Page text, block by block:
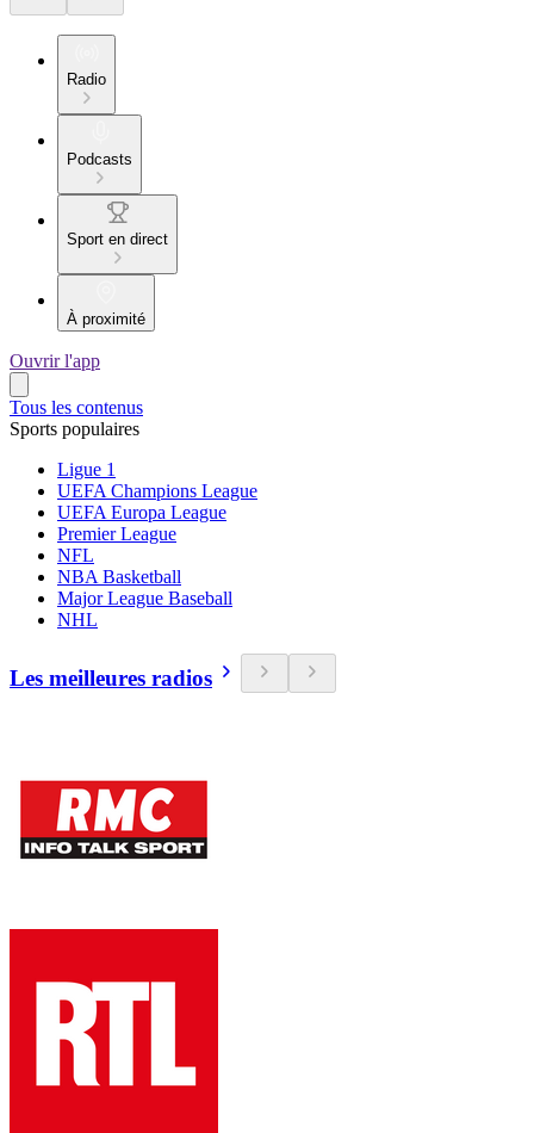
Radio
Podcasts
Sport en direct
À proximité
Ouvrir l'app
Tous les contenus
Sports populaires
Ligue 1
UEFA Champions League
UEFA Europa League
Premier League
NFL
NBA Basketball
Major League Baseball
NHL
Les meilleures radios